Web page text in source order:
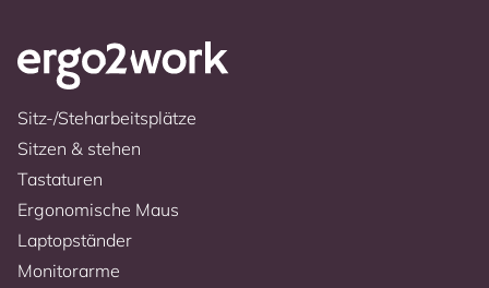
Sitz-/Steharbeitsplätze
Sitzen & stehen
Tastaturen
Ergonomische Maus
Laptopständer
Monitorarme